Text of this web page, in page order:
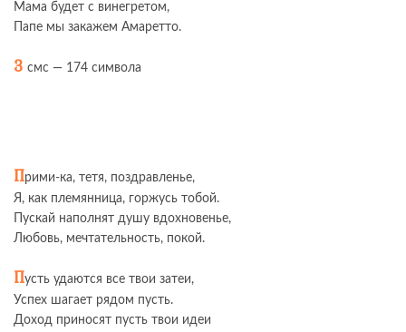
Мама будет с винегретом,
Папе мы закажем Амаретто.
3 смс — 174 символа
Прими-ка, тетя, поздравленье,
Я, как племянница, горжусь тобой.
Пускай наполнят душу вдохновенье,
Любовь, мечтательность, покой.
Пусть удаются все твои затеи,
Успех шагает рядом пусть.
Доход приносят пусть твои идеи